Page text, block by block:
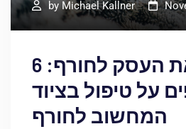
by Michael Kallner
כך תכינו את העסק לחורף: 6
על טיפול בציוד
המחשוב לחורף